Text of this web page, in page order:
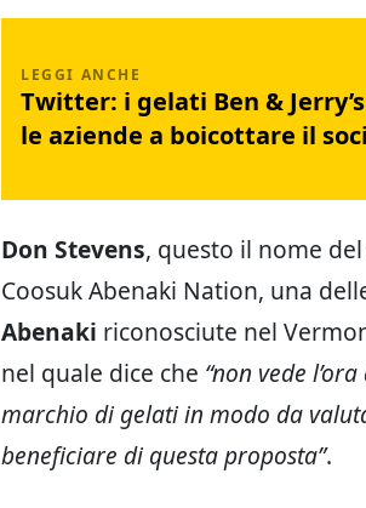
Twitter: i gelati Ben &
le aziende a boicottare il
Don Stevens, questo il nome
Coosuk Abenaki Nation, una
Abenaki riconosciute nel
nel quale dice che “non vede
marchio di gelati in modo da
beneficiare di questa proposta”.